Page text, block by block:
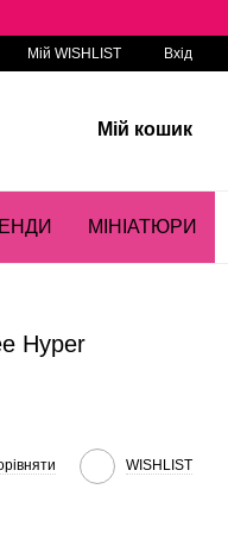
Мій WISHLIST Вхід
Мій кошик
МІНІАТЮРИ
Hyper
WISHLIST